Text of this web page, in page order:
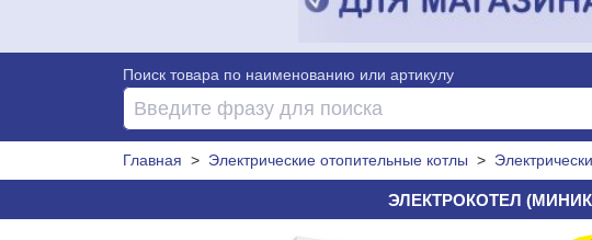
Поиск товара по наименованию или артикулу
Главная > Электрические отопительные котлы >
ЭЛЕКТРОКОТЕЛ